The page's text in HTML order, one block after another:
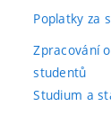
Poplatky za
Zpracování
studentů
Studium a